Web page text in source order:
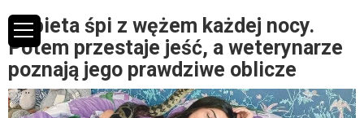
Kobieta śpi z wężem każdej nocy.
Potem przestaje jeść, a weterynarze
poznają jego prawdziwe oblicze